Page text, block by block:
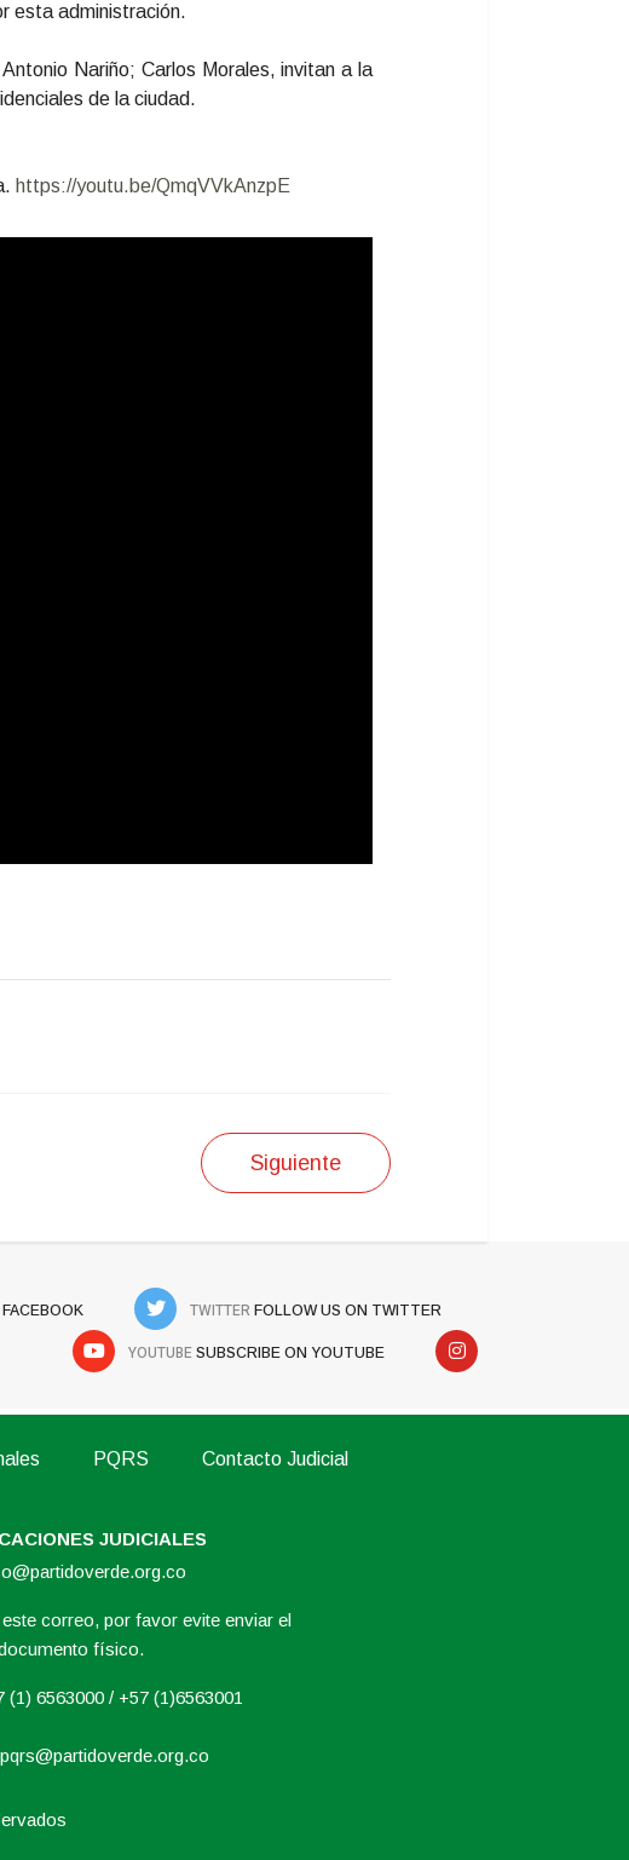
esta administración.
Nariño; Carlos Morales, invitan a la
de la ciudad.
https://youtu.be/QmqVVkAnzpE
Siguiente
TWITTER FOLLOW US ON TWITTER
YOUTUBE SUBSCRIBE ON YOUTUBE
PQRS Contacto Judicial
JUDICIALES
correo, por favor evite enviar el
físico.
(1) 6563000 / +57 (1)6563001
pqrs@partidoverde.org.co